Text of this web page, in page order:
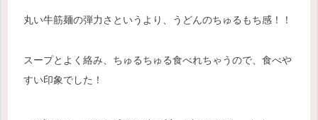
丸い牛筋麺の弾力さというより、うどんのちゅるもち感！！
スープとよく絡み、ちゅるちゅる食べれちゃうので、食べや
すい印象でした！